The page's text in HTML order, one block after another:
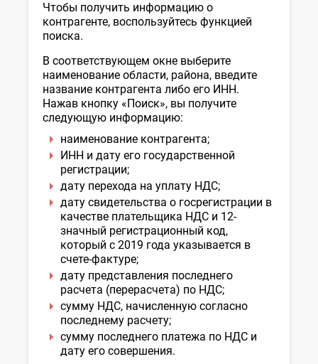
Чтобы получить информацию о
контрагенте, воспользуйтесь функцией
поиска.
В соответствующем окне выберите
наименование области, района, введите
название контрагента либо его ИНН.
Нажав кнопку «Поиск», вы получите
следующую информацию:
наименование контрагента;
ИНН и дату его государственной
регистрации;
дату перехода на уплату НДС;
дату свидетельства о госрегистрации в
качестве плательщика НДС и 12-
значный регистрационный код,
который с 2019 года указывается в
счете-фактуре;
дату представления последнего
расчета (перерасчета) по НДС;
сумму НДС, начисленную согласно
последнему расчету;
сумму последнего платежа по НДС и
дату его совершения.